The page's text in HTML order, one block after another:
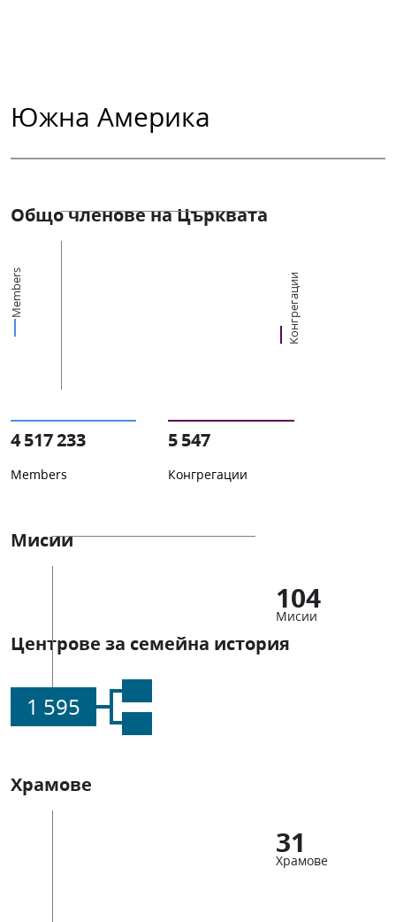
Южна Америка
Общо членове на Църквата
Members Конгрегации
4 517 233
Members
5 547
Конгрегации
Мисии
104
Мисии
Центрове за семейна история
1 595
Храмове
31
Храмове